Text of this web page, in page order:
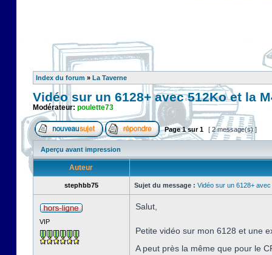
Index du forum » La Taverne
Vidéo sur un 6128+ avec 512Ko et la
Modérateur: poulette73
Page1sur1 [ 2 message(s) ]
Aperçu avant impression
Auteur
stephbb75 Sujet du message : Vidéo sur un 6128+
VIP
Salut,
Petite vidéo sur mon 6128 et une
A peut près la même que pour le